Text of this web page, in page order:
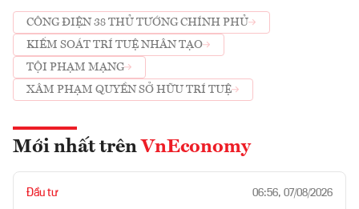
CÔNG ĐIỆN 38 THỦ TƯỚNG CHÍNH PHỦ
KIỂM SOÁT TRÍ TUỆ NHÂN TẠO
TỘI PHẠM MẠNG
XÂM PHẠM QUYỀN SỞ HỮU TRÍ TUỆ
Mới nhất trên VnEconomy
Đầu tư 06:56, 07/08/2026